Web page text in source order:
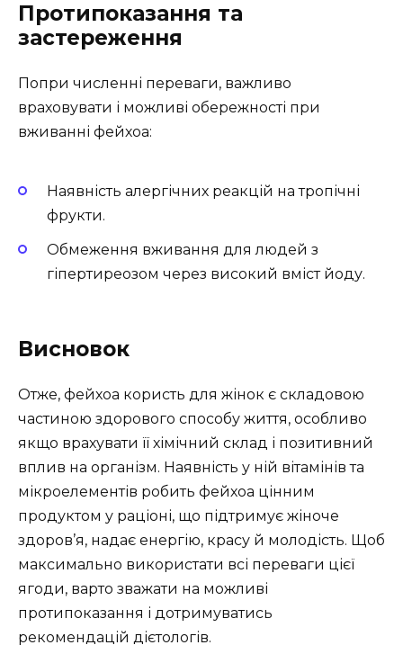
Протипоказання та
застереження
Попри численні переваги, важливо
враховувати і можливі обережності при
вживанні фейхоа:
Наявність алергічних реакцій на тропічні
фрукти.
Обмеження вживання для людей з
гіпертиреозом через високий вміст йоду.
Висновок
Отже, фейхоа користь для жінок є складовою
частиною здорового способу життя, особливо
якщо врахувати її хімічний склад і позитивний
вплив на організм. Наявність у ній вітамінів та
мікроелементів робить фейхоа цінним
продуктом у раціоні, що підтримує жіноче
здоров’я, надає енергію, красу й молодість. Щоб
максимально використати всі переваги цієї
ягоди, варто зважати на можливі
протипоказання і дотримуватись
рекомендацій дієтологів.